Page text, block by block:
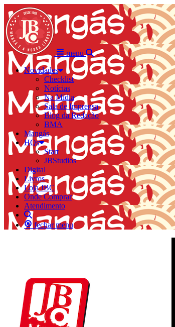
menu
Novidades
Checklist
Notícias
Na Mídia
Sala de Imprensa
Blog da Redação
BMA
Mangás
HQs
Start
JBStudios
Digital
Livros
Loja JBC
Onde Comprar
Atendimento
fechar menu